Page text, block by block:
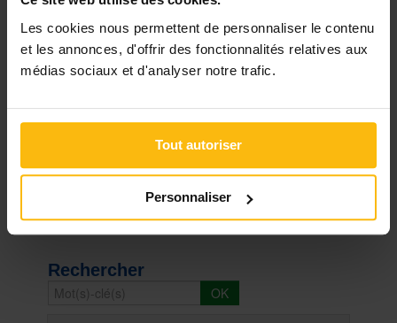
Les cookies nous permettent de personnaliser le contenu
et les annonces, d'offrir des fonctionnalités relatives aux
médias sociaux et d'analyser notre trafic.
Tout autoriser
Personnaliser
« API et SAMIO : même combat ? »
Réagir
Signaler
Rechercher